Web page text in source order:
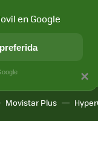
APLICACIONES
Movistar Plus
×
en Google